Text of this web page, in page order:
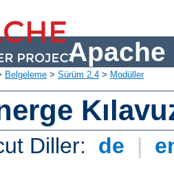
Apache
Belgeleme > Sürüm 2.4 > Modüller
Diller: de |